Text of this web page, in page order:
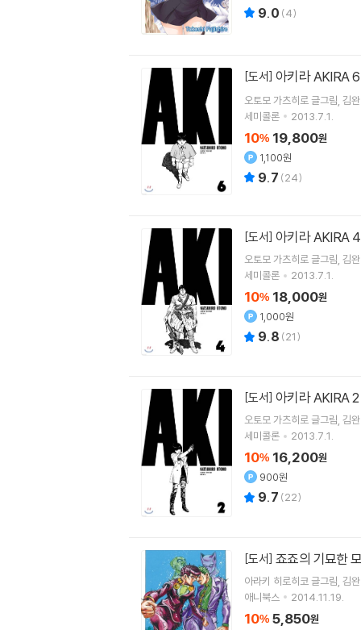
9.0 (4)
[도서] 아키라 AKIRA 6
오토모 가츠히로 글그림 김완
세미콜론
2013.7.1.
10% 19,800원
1,100원
9.7 (24)
[도서] 아키라 AKIRA 4
오토모 가츠히로 글그림 김완
세미콜론
2013.7.1.
10% 18,000원
1,000원
9.8 (21)
[도서] 아키라 AKIRA 2
오토모 가츠히로글그림 김완
세미콜론
2013.7.1.
10% 16,200원
900원
9.7 (22)
[도서] 죠죠의 기묘한
아라키 히로히코 글그림 김완
애니북스
2014.11.19.
10% 5,850원